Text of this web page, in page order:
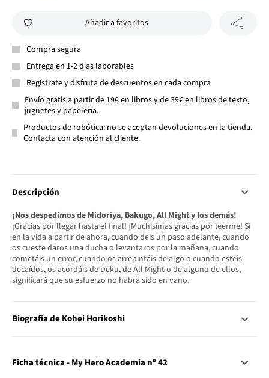
Añadir a favoritos
Compra segura
Entrega en 1-2 días laborables
Regístrate y disfruta de descuentos en cada compra
Envío gratis a partir de 19€ en libros y de 39€ en libros de texto,
juguetes y papelería.
Productos de robótica: no se aceptan devoluciones en la tienda.
Contacta con atención al cliente.
Descripción
¡Nos despedimos de Midoriya, Bakugo, All Might y los demás!
¡Gracias por llegar hasta el final! ¡Muchísimas gracias por leerme! Si
en la vida a partir de ahora, cuando deis un paso adelante, cuando
os cueste daros una ducha o levantaros por la mañana, cuando
cometáis un error, cuando os arrepintáis de algo o cuando estéis
decaídos, os acordáis de Deku, de All Might o de alguno de ellos,
significará que su esfuerzo no habrá sido en vano.
Biografía de Kohei Horikoshi
Ficha técnica - My Hero Academia nº 42